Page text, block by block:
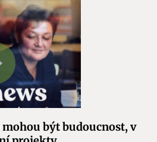
být budoucnost, v